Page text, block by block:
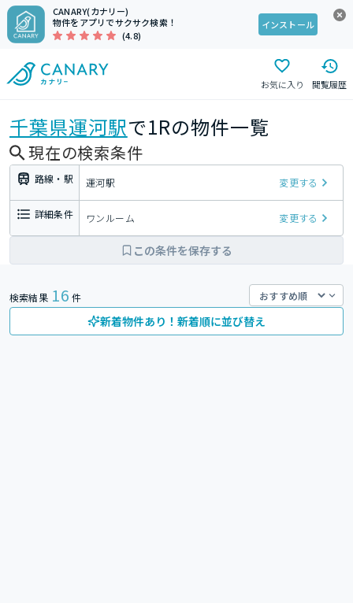
CANARY(カナリー)
物件をアプリでサクサク検索！
(4.8)
インストール
お気に入り 閲覧履歴
千葉県運河駅で1Rの物件一覧
現在の検索条件
路線・駅 運河駅 変更する
詳細条件 ワンルーム 変更する
この条件を保存する
検索結果 16 件
新着物件あり！新着順に並び替え